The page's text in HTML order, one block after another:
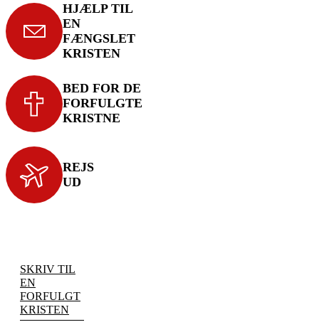
HJÆLP TIL
EN
FÆNGSLET
KRISTEN
BED FOR DE
FORFULGTE
KRISTNE
REJS
UD
SKRIV TIL
EN
FORFULGT
KRISTEN